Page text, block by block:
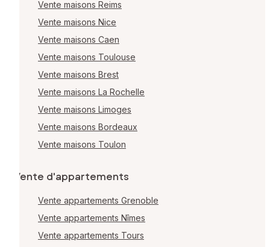
Vente maisons Reims
Vente maisons Nice
Vente maisons Caen
Vente maisons Toulouse
Vente maisons Brest
Vente maisons La Rochelle
Vente maisons Limoges
Vente maisons Bordeaux
Vente maisons Toulon
Vente d'appartements
Vente appartements Grenoble
Vente appartements Nîmes
Vente appartements Tours